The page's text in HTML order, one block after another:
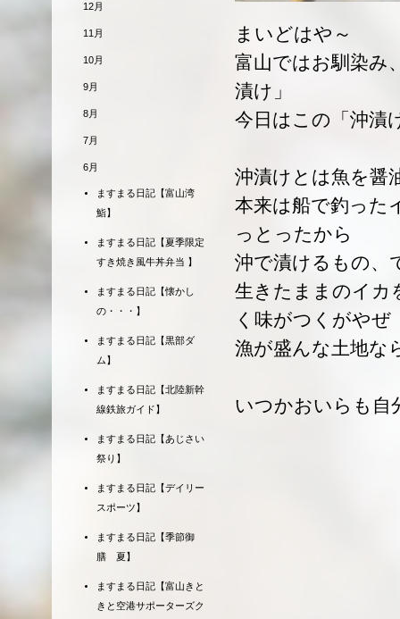
まいどはや～
富山ではお馴染み
漬け」
今日はこの「沖漬
沖漬けとは魚を醤
本来は船で釣った
っとったから
沖で漬けるもの、
生きたままのイカ
く味がつくがやぜ
漁が盛んな土地な
いつかおいらも自
12月
11月
10月
9月
8月
7月
6月
ますまる日記【富山湾
鮨】
ますまる日記【夏季限定
すき焼き風牛丼弁当 】
ますまる日記【懐かし
の・・・】
ますまる日記【黒部ダ
ム】
ますまる日記【北陸新幹
線鉄旅ガイド】
ますまる日記【あじさい
祭り】
ますまる日記【デイリー
スポーツ】
ますまる日記【季節御
膳 夏】
ますまる日記【富山きと
きと空港サポーターズク